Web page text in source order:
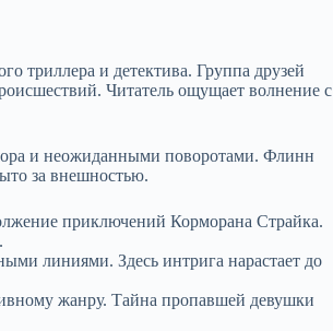
триллера и детектива. Группа друзей
Читатель ощущает волнение с
и неожиданными поворотами. Флинн
за внешностью.
приключений Корморана Страйка.
линиями. Здесь интрига нарастает до
жанру. Тайна пропавшей девушки